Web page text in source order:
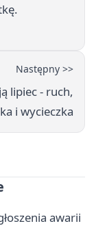
Następny >>
lipiec - ruch,
i wycieczka
awarii